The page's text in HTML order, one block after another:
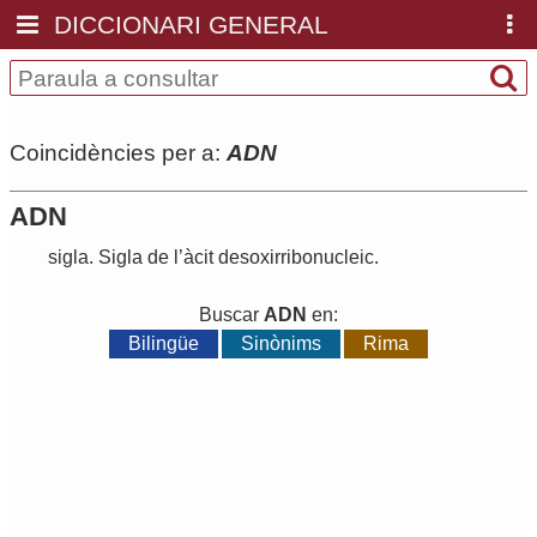
DICCIONARI GENERAL
Coincidències per a: ADN
ADN
sigla. Sigla de ’àcit desoxirribonucleic.
Buscar ADN en:
Bilingüe
Sinònims Rima